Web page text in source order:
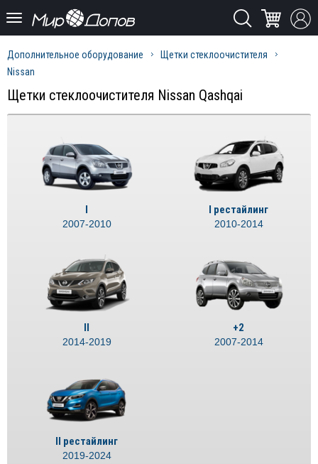
Дополнительное оборудование
Щетки стеклоочистителя
Nissan
Щетки стеклоочистителя Nissan Qashqai
I
2007-2010
I рестайлинг
2010-2014
II
2014-2019
+2
2007-2014
II рестайлинг
2019-2024